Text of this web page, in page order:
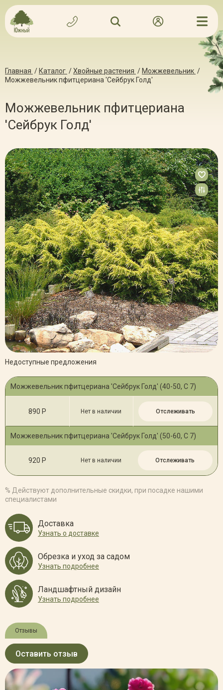
Главная / Каталог /Хвойные растения / Можжевельник /
Можжевельник пфитцериана 'Сейбрук Голд'
Можжевельник пфитцериана
'Сейбрук Голд'
Недоступные предложения
Можжевельник пфитцериана 'Сейбрук Голд' (40-50, С 7)
890 Р Нет в наличии Отслеживать
Можжевельник пфитцериана 'Сейбрук Голд' (50-60, С 7)
920 Р Нет в наличии Отслеживать
% Действуют дополнительные скидки, при посадке нашими
специалистами
Доставка
Узнать о доставке
Обрезка и уход за садом
Узнать подробнее
Ландшафтный дизайн
Узнать подробнее
Отзывы
Оставить отзыв